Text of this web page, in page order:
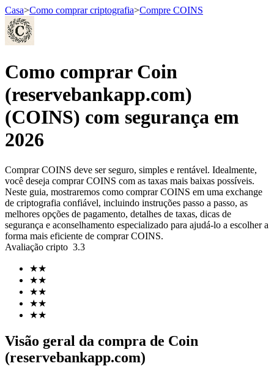
Futuros de USDT
Futuros usando USDT como garantia
Futuros de criptomoeda
Casa>Como comprar criptografia>Compre COINS
Como comprar Coin
(reservebankapp.com)
(COINS) com segurança em
2026
Comprar COINS deve ser seguro, simples e rentável. Idealmente,
você deseja comprar COINS com as taxas mais baixas possíveis.
Neste guia, mostraremos como comprar COINS em uma exchange
de criptografia confiável, incluindo instruções passo a passo, as
melhores opções de pagamento, detalhes de taxas, dicas de
segurança e aconselhamento especializado para ajudá-lo a escolher a
forma mais eficiente de comprar COINS.
Avaliação cripto 3.3
★★
★★
★★
★★
★★
Visão geral da compra de Coin
(reservebankapp.com)